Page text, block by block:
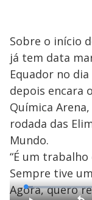
Sobre o início
já tem data
Equador no
depois encara
Química
rodada das
Mundo.
“É um
Sempre tive
Agora, quero
L
o